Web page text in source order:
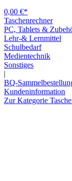
0,00 €*
Taschenrechner
PC, Tablets &
Lehr-& Lernmittel
Schulbedarf
Medientechnik
Sonstiges
|
BQ-
Kundeninformation
Zur Kategorie